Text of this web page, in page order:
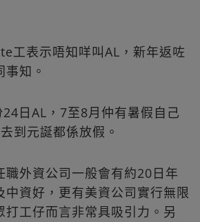
工表示唔知咩叫AL，新年返咗
知。
日AL，7至8月仲有暑假自己
到元誕都係放假。
職外資公司一般會有約20日年
中資好，更有美資公司實行無限
打工仔而言非常具吸引力。另